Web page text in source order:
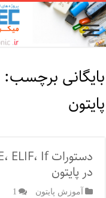
بایگانی برچسب:
پایتون
در پایتون
آموزش پایتون 1